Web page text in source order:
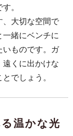
。
大切な空間で
緒にベンチに
ものです。ガ
くに出かけな
でしょう。
温かな光